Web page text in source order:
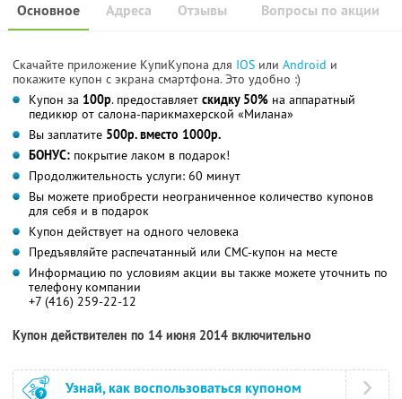
Основное Отзывы Вопросы по акции
Адреса
Скачайте приложение КупиКупона для IOS или Android и
покажите купон с экрана смартфона. Это удобно :)
Купон за 100р. предоставляет скидку 50% на аппаратный
педикюр от салона-парикмахерской «Милана»
Вы заплатите 500р. вместо 1000р.
БОНУС: покрытие лаком в подарок!
Продолжительность услуги: 60 минут
Вы можете приобрести неограниченное количество купонов
для себя и в подарок
Купон действует на одного человека
Предъявляйте распечатанный или СМС-купон на месте
Информацию по условиям акции вы также можете уточнить по
телефону компании
+7 (416) 259-22-12
Купон действителен по 14 июня 2014 включительно
Узнай, как воспользоваться купоном